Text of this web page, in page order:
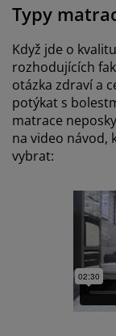
Typy
Když jde o
rozhodujících
otázka zdraví a
potýkat s
matrace
na video návod,
vybrat: